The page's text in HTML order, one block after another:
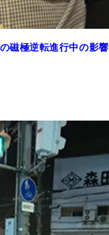
磁極逆転進行中の影響